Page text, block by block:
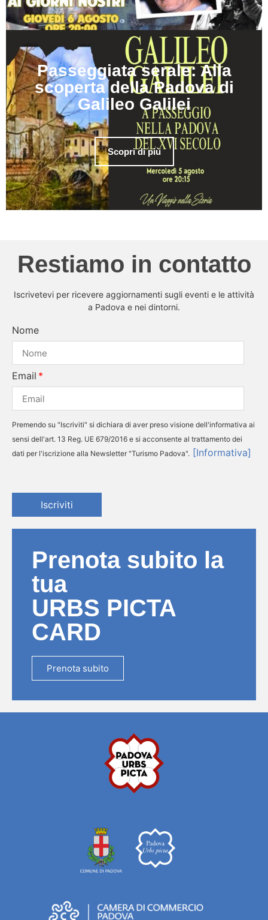
Passeggiata serale: Alla
scoperta della Padova di
Galileo Galilei
Scopri di più
Restiamo in contatto
Iscrivetevi per ricevere aggiornamenti sugli eventi e le attività
a Padova e nei dintorni.
Nome
Email
Premendo su "Iscriviti" si dichiara di aver preso visione dell'informativa ai
sensi dell'art. 13 Reg. UE 679/2016 e si acconsente al trattamento dei
dati per l'iscrizione alla Newsletter "Turismo Padova". [Informativa]
Iscriviti
Prenota subito la
tua
URBS PICTA
CARD
Prenota subito